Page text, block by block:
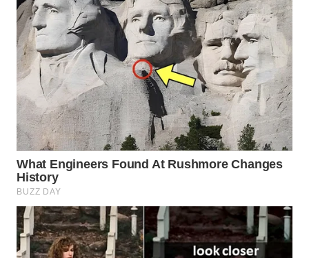
KARAWANG
WN
BEKASI
WN
BOGOR
WN
DEPOK
WN
TAPANULI
UTARA